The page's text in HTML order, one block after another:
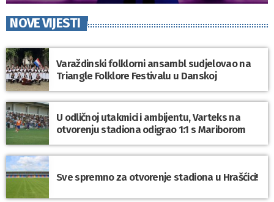
NOVE VIJESTI
Varaždinski folklorni ansambl sudjelovao na
Triangle Folklore Festivalu u Danskoj
U odličnoj utakmici i ambijentu, Varteks na
otvorenju stadiona odigrao 1:1 s Mariborom
Sve spremno za otvorenje stadiona u Hrašćici!